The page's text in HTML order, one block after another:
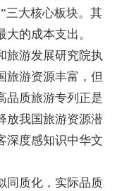
三大核心板块。其
的成本支出。
游发展研究院执
旅游资源丰富，但
品质旅游专列正是
放我国旅游资源潜
深度感知识中华文
质化，实际品质